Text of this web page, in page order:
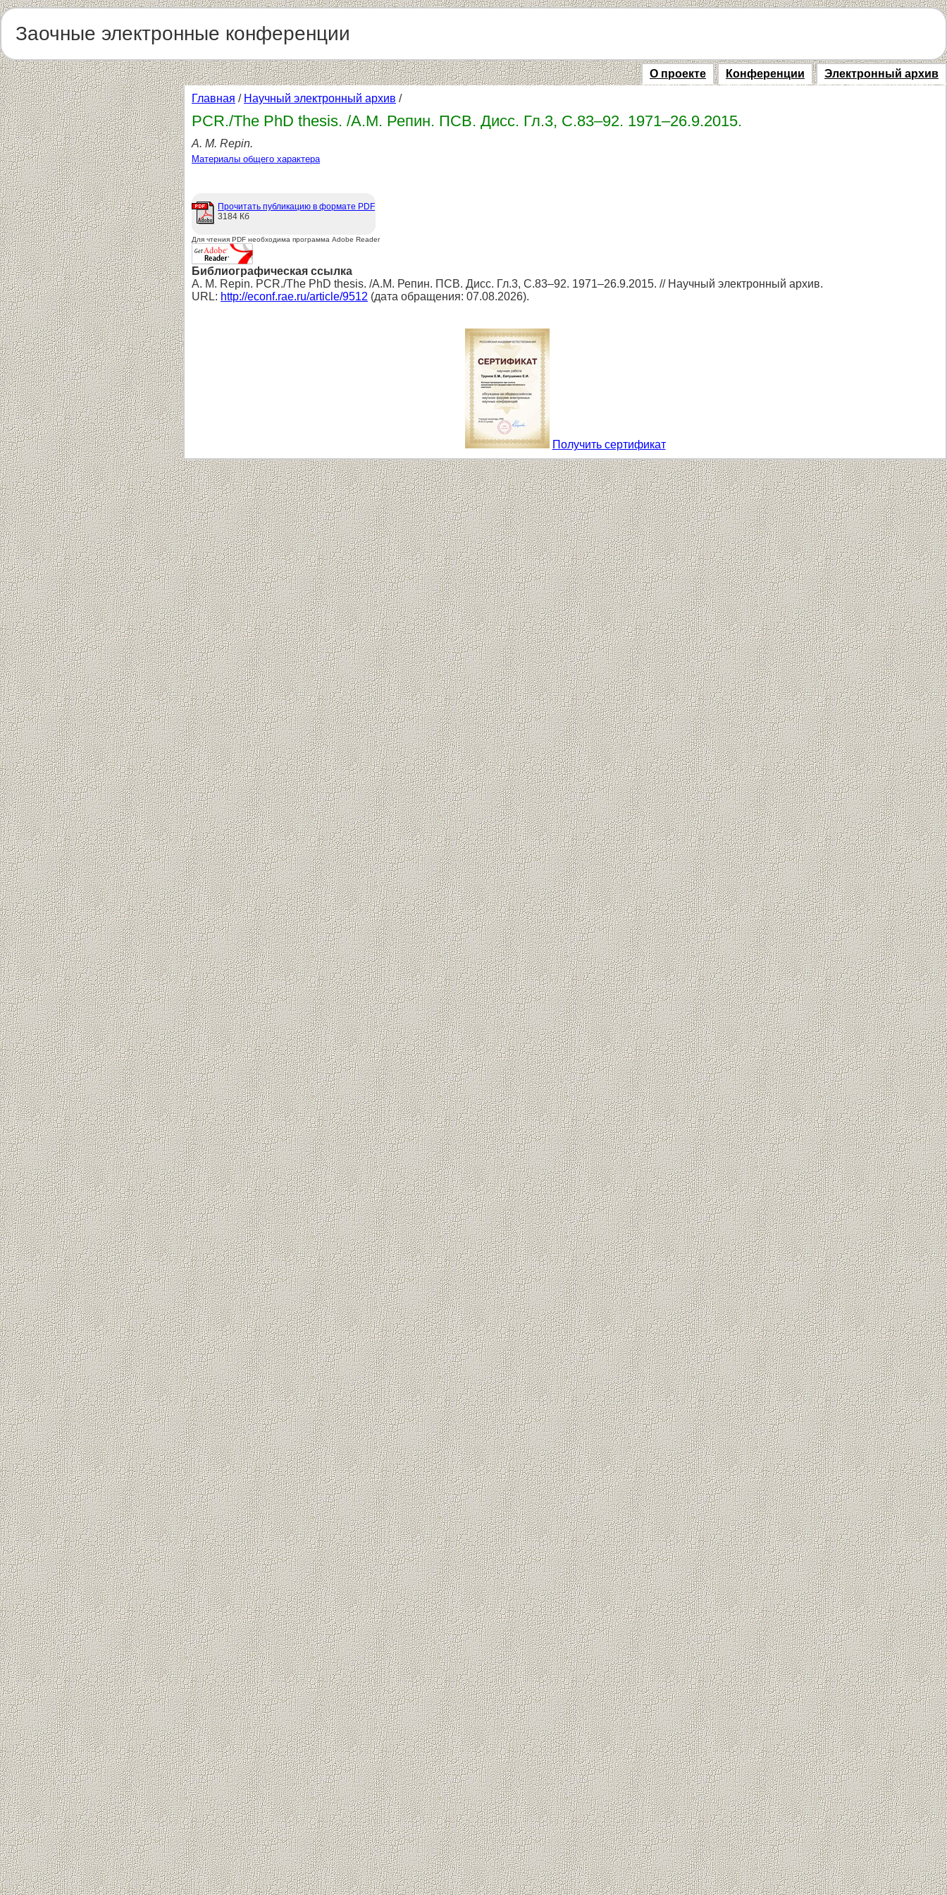
Заочные электронные конференции
О проекте Конференции Электронный архив
Главная / Научный электронный архив /
PCR./The PhD thesis. /А.М. Репин. ПСВ. Дисс. Гл.3, С.83–92. 1971–26.9.2015.
A. M. Repin.
Материалы общего характера
Прочитать публикацию в формате PDF
3184 Кб
Для чтения PDF необходима программа Adobe Reader
Библиографическая ссылка
A. M. Repin. PCR./The PhD thesis. /А.М. Репин. ПСВ. Дисс. Гл.3, С.83–92. 1971–26.9.2015. // Научный электронный архив.
URL: http://econf.rae.ru/article/9512 (дата обращения: 07.08.2026).
Получить сертификат